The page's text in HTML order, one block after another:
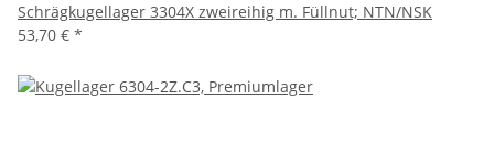
Schrägkugellager 3304X zweireihig m. Füllnut; NTN/NSK
53,70 € *